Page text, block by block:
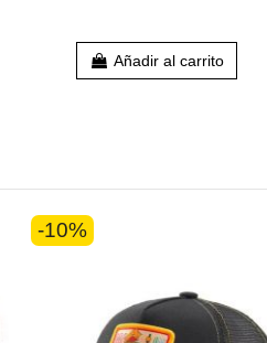
Añadir al carrito
-10%